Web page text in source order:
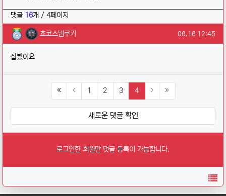
댓글 16개 / 4페이지
쵸코스냅쿠키님의 댓글
쵸코스냅쿠키 작성일
06.16 12:45
잘봤어요
1 2 3 4(current)
새로운 댓글 확인
로그인한 회원만 댓글 등록이 가능합니다.
목